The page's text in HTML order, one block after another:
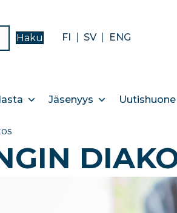
Haku FI SV ENG
Jäsenyys Uutishuone